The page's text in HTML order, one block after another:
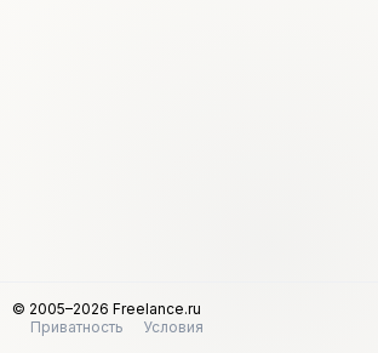
© 2005–2026 Freelance.ru
Приватность
Условия